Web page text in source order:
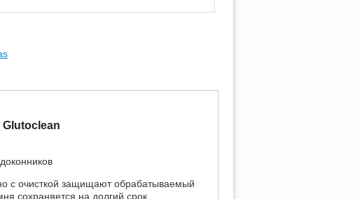
с очисткой защищают обрабатываемый
сохраняется на долгий срок.